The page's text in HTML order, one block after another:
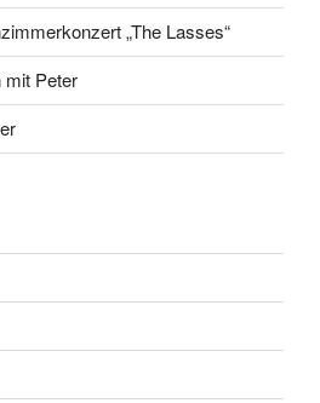
„The Lasses“
mit Peter